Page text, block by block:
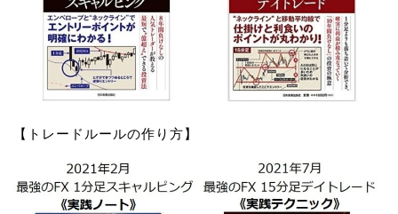
【トレードルールの作り方】